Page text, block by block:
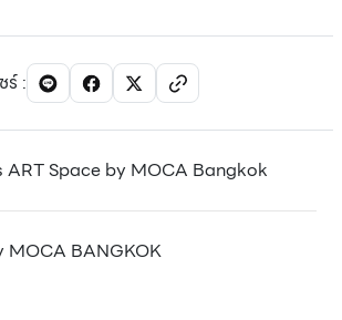
ร์:
ART Space by MOCA Bangkok
MOCA BANGKOK